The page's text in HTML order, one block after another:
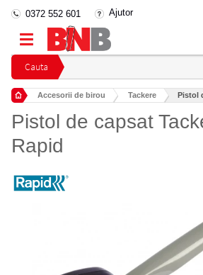
Cauta
0372 552 601 Ajutor
Accesorii de birou Tackere Pistol
Pistol de capsat
Rapid